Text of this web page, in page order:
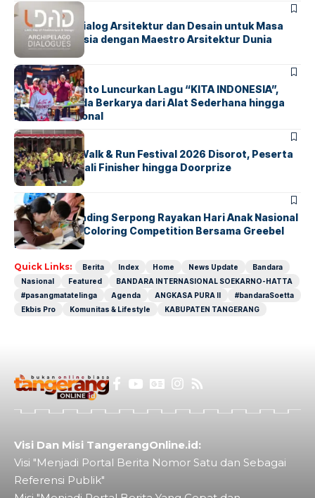
BERITAHOME
LDAD 2026: Dialog Arsitektur dan Desain untuk Masa
Depan Indonesia dengan Maestro Arsitektur Dunia
BERITAINDEX
Marissa Sutanto Luncurkan Lagu “KITA INDONESIA”,
Ajak Anak Muda Berkarya dari Alat Sederhana hingga
Musik Tradisional
BERITAINDEX
Tangsel Fun Walk & Run Festival 2026 Disorot, Peserta
Keluhkan Medali Finisher hingga Doorprize
BERITAINDEX
Atria Hotel Gading Serpong Rayakan Hari Anak Nasional
Lewat Family Coloring Competition Bersama Greebel
Indonesia
Quick Links: Berita Index Home News Update
Bandara
Nasional
Featured
BANDARA INTERNASIONAL SOEKARNO-HATTA
#pasangmatatelinga
Agenda ANGKASA PURA II
#bandaraSoetta
Ekbis Pro
Komunitas & Lifestyle KABUPATEN TANGERANG
Visi Dan Misi TangerangOnline.id:
Visi "Menjadi Portal Berita Nomor Satu dan Sebagai
Referensi Publik"